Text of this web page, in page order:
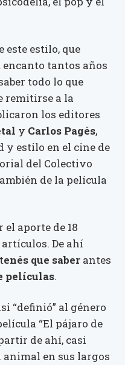
este estilo, que
tantos años
todo lo que
remitirse a la
los editores
y Carlos Pagés,
y estilo en el cine de
del Colectivo
de la película
aporte de 18
De ahí
tenés que saber antes
películas.
“definió” al género
“El pájaro de
de ahí, casi
en sus largos